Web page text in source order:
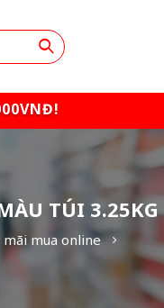
TÚI 3.25KG
mãi mua online